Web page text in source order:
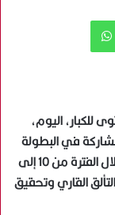
للكبار، اليوم،
في البطولة
الأفريقية لألعاب القوى للكبار، والمقرر إقامتها خلال الفترة من 10 إلى
التألق القاري وتحقيق